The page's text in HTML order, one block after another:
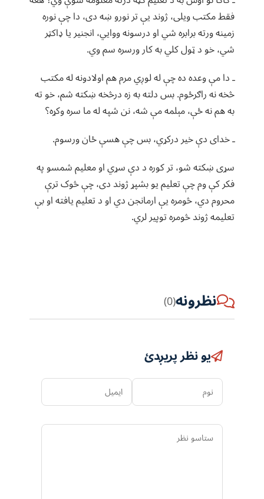
فقط مکتب ویلی، ژوند یې تر نورو ښه دی، دا چې نوره
زمینه ورته برابره شي او درسونه ووایي، انجنیر یا ډاکټر
شي، خو د ټول کلي به کار ورسره سم وي.
ـ دا مې وعده ده چې له لوږي مرم هم اولادونه له مکتب
څخه نه راګرځوم. بس دلته به زه درڅخه ښکته شم، خو ته
به هم نه ځې، مېلمه مې شه، نن شپه له ما سره وکړه؟
ـ خدای دې خیر درکړي، بس چې هسې ځان ورسوم.
سړی ښکته شو، تر کوره د دې سړي او معلیم شمسو په
فکر کې وم چې تعلیم یو بشپړ ژوند دی، چې څوک ترې
محروم دي، څومره یې ارمانجن دي او د تعلیم یافته او بې
تعلیمه ژوند څومره توپیر لري.
نظرونه(0)
یو نظر پریږدئ
نوم ایمیل
ستاسو